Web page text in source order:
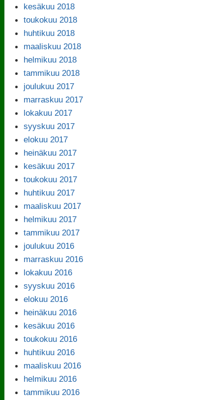
kesäkuu 2018
toukokuu 2018
huhtikuu 2018
maaliskuu 2018
helmikuu 2018
tammikuu 2018
joulukuu 2017
marraskuu 2017
lokakuu 2017
syyskuu 2017
elokuu 2017
heinäkuu 2017
kesäkuu 2017
toukokuu 2017
huhtikuu 2017
maaliskuu 2017
helmikuu 2017
tammikuu 2017
joulukuu 2016
marraskuu 2016
lokakuu 2016
syyskuu 2016
elokuu 2016
heinäkuu 2016
kesäkuu 2016
toukokuu 2016
huhtikuu 2016
maaliskuu 2016
helmikuu 2016
tammikuu 2016